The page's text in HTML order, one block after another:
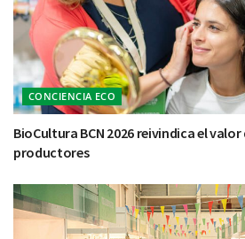
CONCIENCIA ECO
BioCultura BCN 2026 reivindica el
productores